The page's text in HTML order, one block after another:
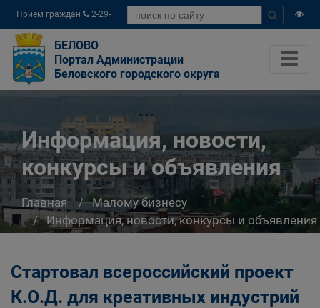
Прием граждан
2-29-
04
БЕЛОВО
Портал Администрации
Беловского городского округа
Информация, новости,
конкурсы и объявления
Главная
Малому бизнесу
Информация, новости, конкурсы и объявления
Стартовал всероссийский проект
К.О.Д. для креативных индустрий